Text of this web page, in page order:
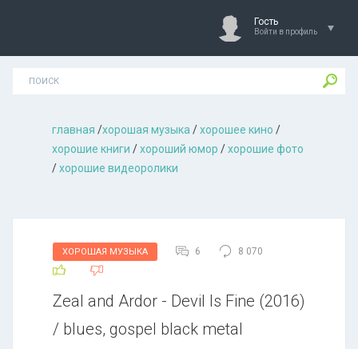
Гость
Войти в профиль
главная /хорошая музыкa /хорошее кино /
хорошие книги /хороший юмор /хорошие фото
/хорошие видеоролики
ХОРОШАЯ МУЗЫКА 6 8 070
Zeal and Ardor - Devil Is Fine (2016)
/ blues, gospel black metal